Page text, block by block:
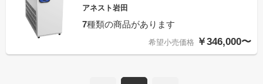
アネスト岩田
7種類の商品があります
希望小売価格 ￥346,000〜